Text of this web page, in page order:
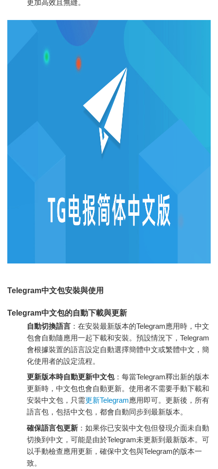
更加高效且無縫。
Telegram中文包安裝與使用
Telegram中文包的自動下載與更新
自動切換語言 ：在安裝最新版本的Telegram應用時，中文
包會自動隨應用一起下載和安裝。預設情況下，Telegram
會根據裝置的語言設定自動選擇簡體中文或繁體中文，簡
化使用者的設定流程。
更新版本時自動更新中文包：每當Telegram釋出新的版本
更新時，中文包也會自動更新。使用者不需要手動下載和
安裝中文包，只需更新Telegram應用即可。更新後，所有
語言包，包括中文包，都會自動同步到最新版本。
確保語言包更新 ：如果你已安裝中文包但發現介面未自動
切換到中文，可能是由於Telegram未更新到最新版本。可
以手動檢查應用更新，確保中文包與Telegram的版本一
致。